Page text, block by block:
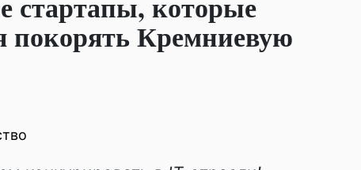
покорять Кремниевую